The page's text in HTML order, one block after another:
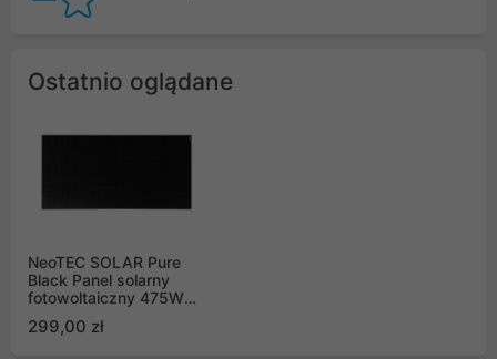
Ostatnio oglądane
NeoTEC SOLAR Pure
Black Panel solarny
fotowoltaiczny 475W
2096x1039mm czarny
299,00 zł